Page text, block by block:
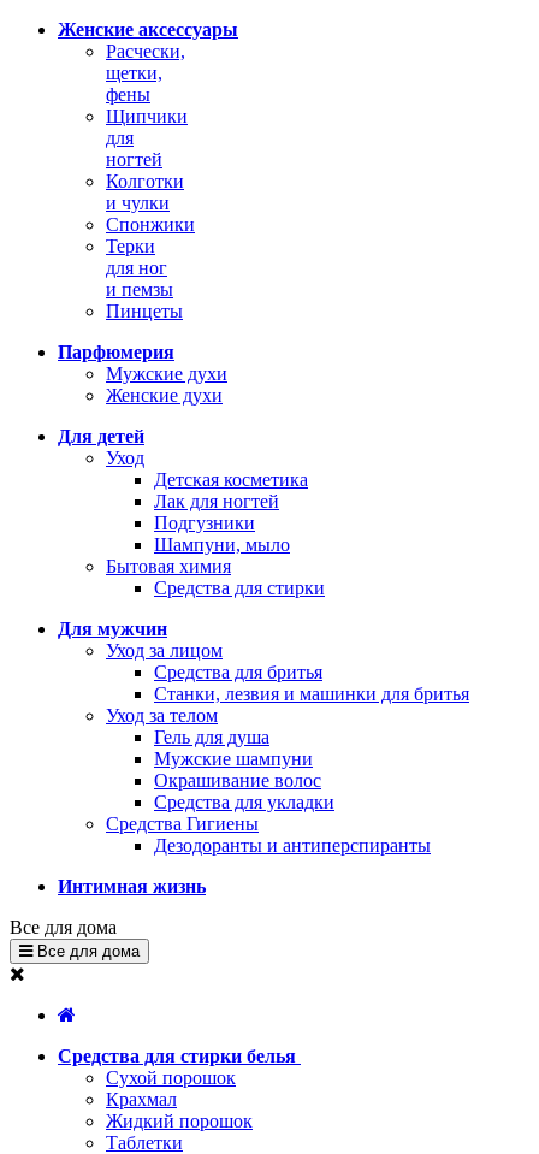
Женские аксессуары
Расчески,
щетки,
фены
Щипчики
для
ногтей
Колготки
и чулки
Спонжики
Терки
для ног
и пемзы
Пинцеты
Парфюмерия
Мужские духи
Женские духи
Для детей
Уход
Детская косметика
Лак для ногтей
Подгузники
Шампуни, мыло
Бытовая химия
Средства для стирки
Для мужчин
Уход за лицом
Средства для бритья
Станки, лезвия и машинки для бритья
Уход за телом
Гель для душа
Мужские шампуни
Окрашивание волос
Средства для укладки
Средства Гигиены
Дезодоранты и антиперспиранты
Интимная жизнь
Все для дома
Все для дома
Средства для стирки белья
Сухой порошок
Крахмал
Жидкий порошок
Таблетки